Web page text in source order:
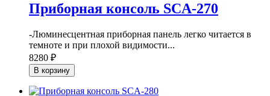
Приборная консоль SCA-270
-Люминесцентная приборная панель легко читается в
темноте и при плохой видимости...
8280 ₽
В корзину